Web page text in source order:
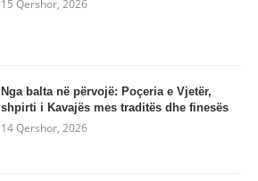
15 Qershor, 2026
Nga balta në përvojë: Poçeria e Vjetër,
shpirti i Kavajës mes traditës dhe finesës
14 Qershor, 2026